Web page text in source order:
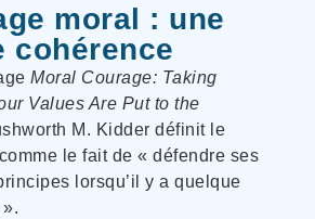
moral : une
cohérence
Moral Courage: Taking
Values Are Put to the
M. Kidder définit le
le fait de « défendre ses
lorsqu’il y a quelque